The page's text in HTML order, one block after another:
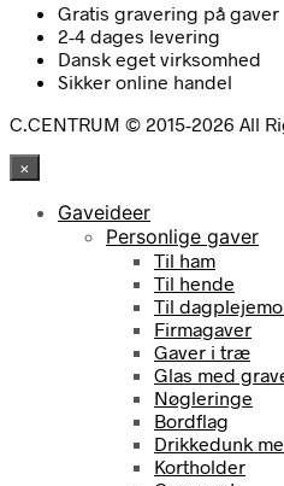
Gratis gravering på gaver
2-4 dages levering
Dansk eget virksomhed
Sikker online handel
C.CENTRUM © 2015-2026 All
×
Gaveideer
Personlige gaver
Til ham
Til hende
Til
Firmagaver
Gaver i træ
Glas med
Nøgleringe
Bordflag
Drikkedunk
Kortholder